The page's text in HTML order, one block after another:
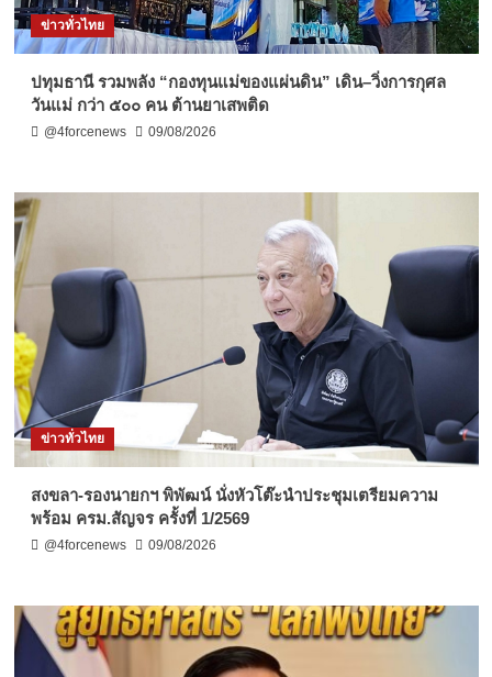
ข่าวทั่วไทย
ปทุมธานี รวมพลัง “กองทุนแม่ของแผ่นดิน” เดิน–วิ่งการกุศล
วันแม่ กว่า ๕๐๐ คน ต้านยาเสพติด
@4forcenews 09/08/2026
ข่าวทั่วไทย
สงขลา-รองนายกฯ พิพัฒน์ นั่งหัวโต๊ะนำประชุมเตรียมความ
พร้อม ครม.สัญจร ครั้งที่ 1/2569
@4forcenews 09/08/2026